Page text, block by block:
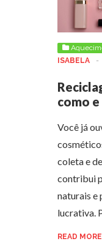
ISABELA
-
como
Você já
coleta e
contribui
naturais e
lucrativa.
READ MORE